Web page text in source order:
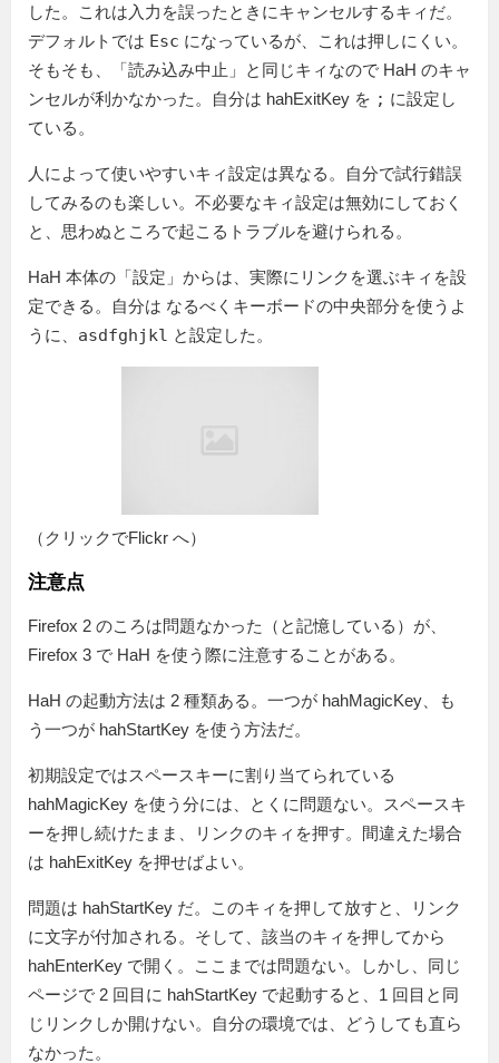
した。これは入力を誤ったときにキャンセルするキィだ。
デフォルトでは Esc になっているが、これは押しにくい。
そもそも、「読み込み中止」と同じキィなので HaH のキャ
ンセルが利かなかった。自分は hahExitKey を ; に設定し
ている。
人によって使いやすいキィ設定は異なる。自分で試行錯誤
してみるのも楽しい。不必要なキィ設定は無効にしておく
と、思わぬところで起こるトラブルを避けられる。
HaH 本体の「設定」からは、実際にリンクを選ぶキィを設
定できる。自分は なるべくキーボードの中央部分を使うよ
うに、 asdfghjkl と設定した。
（クリックでFlickr へ）
注意点
Firefox 2 のころは問題なかった（と記憶している）が、
Firefox 3 で HaH を使う際に注意することがある。
HaH の起動方法は 2 種類ある。一つが hahMagicKey、も
う一つが hahStartKey を使う方法だ。
初期設定ではスペースキーに割り当てられている
hahMagicKey を使う分には、とくに問題ない。スペースキ
ーを押し続けたまま、リンクのキィを押す。間違えた場合
は hahExitKey を押せばよい。
問題は hahStartKey だ。このキィを押して放すと、リンク
に文字が付加される。そして、該当のキィを押してから
hahEnterKey で開く。ここまでは問題ない。しかし、同じ
ページで 2 回目に hahStartKey で起動すると、1 回目と同
じリンクしか開けない。自分の環境では、どうしても直ら
なかった。